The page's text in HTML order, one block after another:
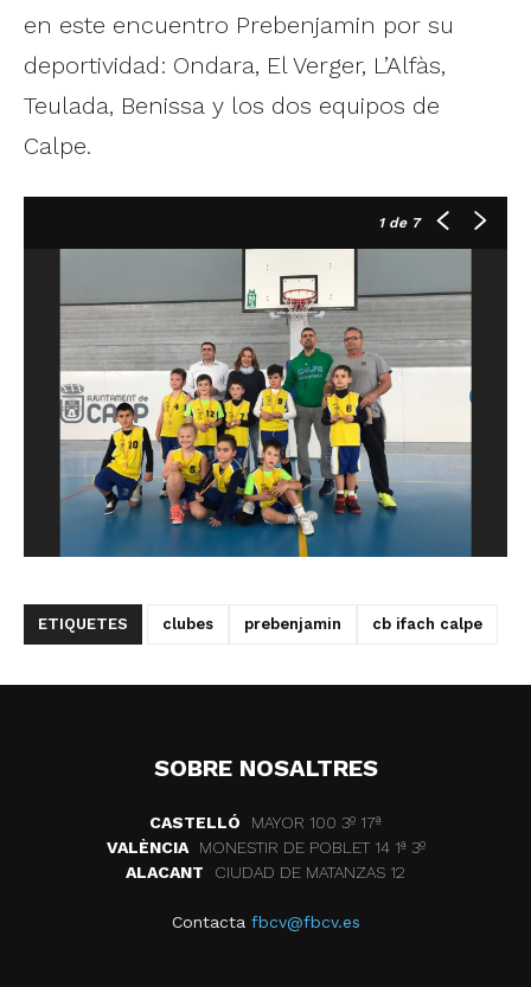
en este encuentro Prebenjamin por su
deportividad: Ondara, El Verger, L’Alfàs,
Teulada, Benissa y los dos equipos de
Calpe.
1de 7
ETIQUETES clubes prebenjamin cb ifach calpe
SOBRE NOSALTRES
CASTELLÓ
MAYOR 100 3º 17ª
VALÈNCIA
MONESTIR DE POBLET 14 1ª 3º
ALACANT
CIUDAD DE MATANZAS 12
Contacta fbcv@fbcv.es